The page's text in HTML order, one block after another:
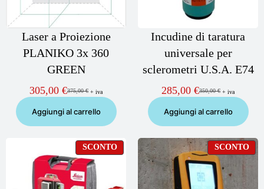
Laser a Proiezione
PLANIKO 3x 360
GREEN
375,00€
Il
originale
305,00 €
Il
attuale
+ iva
Aggiungi al carrello
Incudine di taratura
universale per
sclerometri U.S.A. E74
350,00€
Il
originale
285,00 €
Il
attuale
+ iva
Aggiungi al carrello
SCONTOPRODOTTO
IN
OFFERTA
SCONTO
IN